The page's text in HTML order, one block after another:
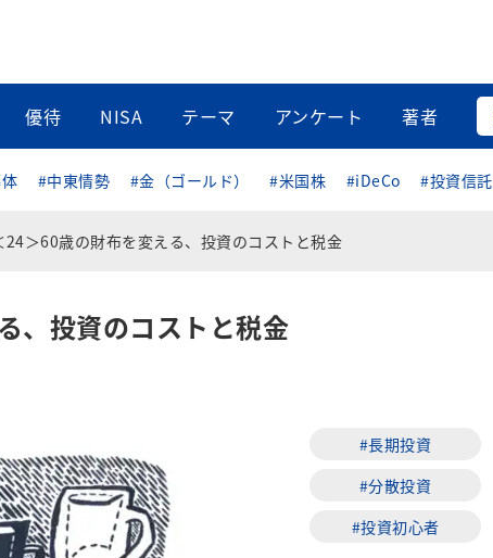
優待 NISA テーマ アンケート 著者
#中東情勢 #金（ゴールド） #米国株 #iDeCo #投資信託
24＞60歳の財布を変える、投資のコストと税金
、投資のコストと税金
#長期投資
#分散投資
#投資初心者